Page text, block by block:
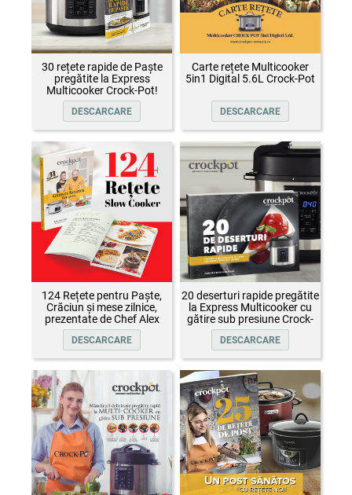
30 rețete rapide de Paște
pregătite la Express
Multicooker Crock-Pot!
DESCARCARE
Carte rețete Multicooker
5in1 Digital 5.6L Crock-Pot
DESCARCARE
124 Rețete pentru Paște,
Crăciun și mese zilnice,
prezentate de Chef Alex
Cîrțu și invitații săi
DESCARCARE
20 deserturi rapide pregătite
la Express Multicooker cu
gătire sub presiune Crock-
Pot
DESCARCARE